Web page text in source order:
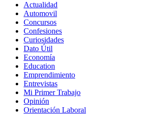
Actualidad
Automovil
Concursos
Confesiones
Curiosidades
Dato Útil
Economía
Education
Emprendimiento
Entrevistas
Mi Primer Trabajo
Opinión
Orientación Laboral